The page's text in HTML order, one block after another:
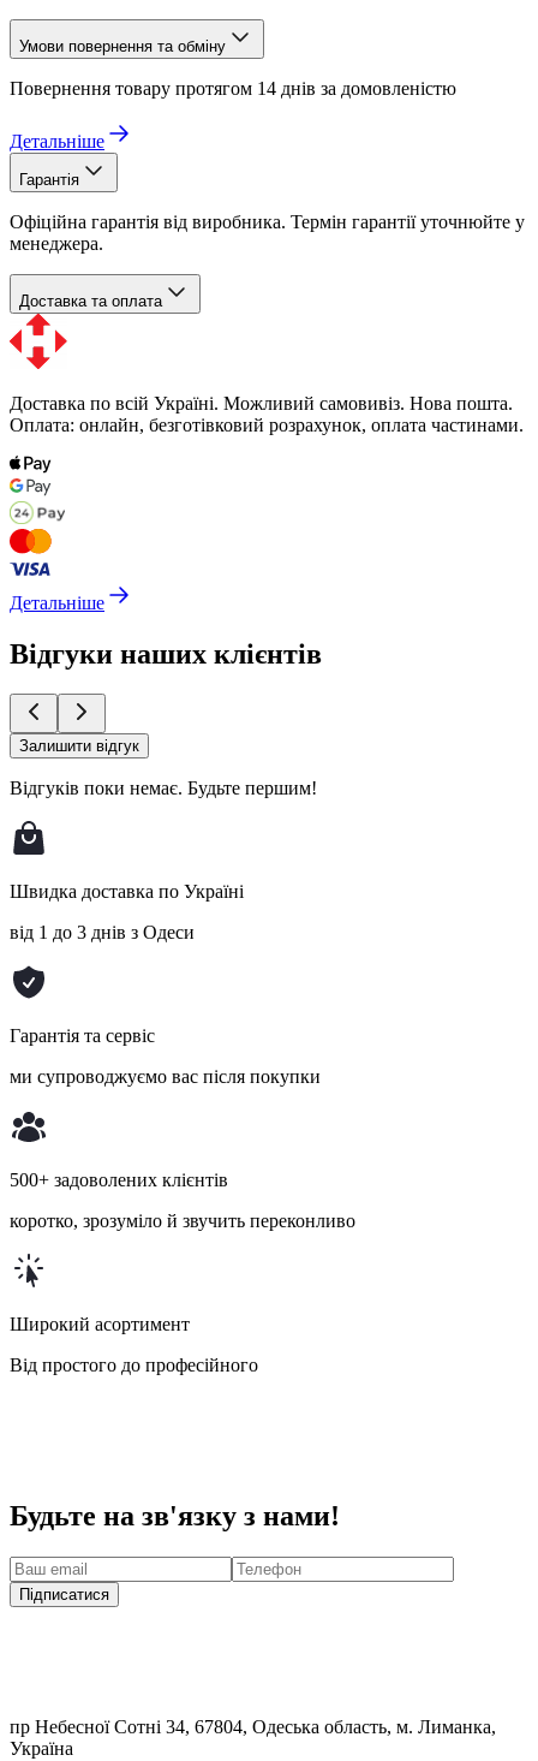
Умови повернення та обміну
Повернення товару протягом 14 днів за домовленістю
Детальніше
Гарантія
Офіційна гарантія від виробника. Термін гарантії уточнюйте у
менеджера.
Доставка та оплата
Доставка по всій Україні. Можливий самовивіз. Нова пошта.
Оплата: онлайн, безготівковий розрахунок, оплата частинами.
Детальніше
Відгуки наших клієнтів
Залишити відгук
Відгуків поки немає. Будьте першим!
Швидка доставка по Україні
від 1 до 3 днів з Одеси
Гарантія та сервіс
ми супроводжуємо вас після покупки
500+ задоволених клієнтів
коротко, зрозуміло й звучить переконливо
Широкий асортимент
Від простого до професійного
Будьте на зв'язку з нами!
Підписатися
пр Небесної Сотні 34, 67804, Одеська область, м. Лиманка,
Україна